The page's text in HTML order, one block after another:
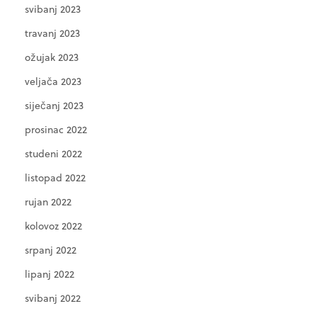
svibanj 2023
travanj 2023
ožujak 2023
veljača 2023
siječanj 2023
prosinac 2022
studeni 2022
listopad 2022
rujan 2022
kolovoz 2022
srpanj 2022
lipanj 2022
svibanj 2022